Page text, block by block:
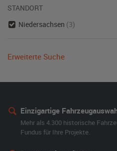
STANDORT
Niedersachsen (3)
Erweiterte Suche
Einzigartige
Mehr als 4.300 historische
Fundus für Ihre Projekte.